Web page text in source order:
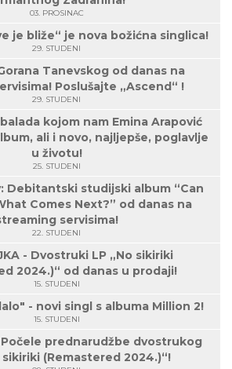
03. PROSINAC
je bliže“ je nova božićna singlica!
29. STUDENI
Tanevskog od danas na
Poslušajte „Ascend“ !
29. STUDENI
kojom nam Emina Arapović
ali i novo, najljepše, poglavlje
u životu!
25. STUDENI
Debitantski studijski album “Can
Comes Next?” od danas na
servisima!
22. STUDENI
- Dvostruki LP „No sikiriki
2024.)“ od danas u prodaji!
15. STUDENI
- novi singl s albuma Million 2!
15. STUDENI
Počele prednarudžbe dvostrukog
sikiriki (Remastered 2024.)“!